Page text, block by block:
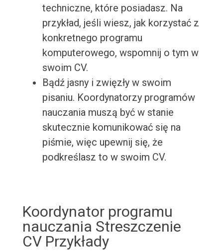
techniczne, które posiadasz. Na
przykład, jeśli wiesz, jak korzystać z
konkretnego programu
komputerowego, wspomnij o tym w
swoim CV.
Bądź jasny i zwięzły w swoim
pisaniu. Koordynatorzy programów
nauczania muszą być w stanie
skutecznie komunikować się na
piśmie, więc upewnij się, że
podkreślasz to w swoim CV.
Koordynator programu
nauczania Streszczenie
CV Przykłady